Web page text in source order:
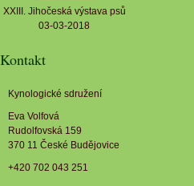
XXIII. Jihočeská výstava psů
03-03-2018
Kontakt
Kynologické sdružení
Eva Volfová
Rudolfovská 159
370 11 České Budějovice
+420 702 043 251